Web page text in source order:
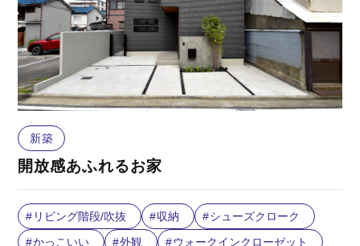
新築
開放感あふれるお家
リビング階段/吹抜 収納
シューズクローク
かっこいい
外観
ウォークインクローゼット